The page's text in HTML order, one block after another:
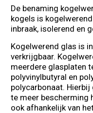
De benaming
kogels is
inbraak, isolerend en
Kogelwerend glas is
verkrijgbaar.
meerdere glasplaten
polyvinylbutyral en
polycarbonaat.
te meer bescherming
ook afhankelijk van